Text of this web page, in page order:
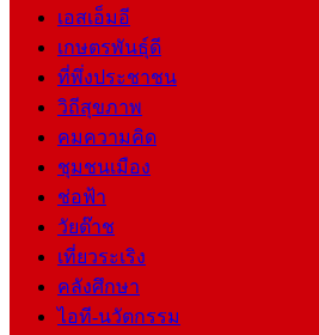
เอสเอ็มอี
เกษตรพันธุ์ดี
ที่พึ่งประชาชน
วิถีสุขภาพ
คมความคิด
ชุมชนเมือง
ช่อฟ้า
วัยต๊าช
เที่ยวระเริง
คลังศึกษา
ไอที-นวัตกรรม